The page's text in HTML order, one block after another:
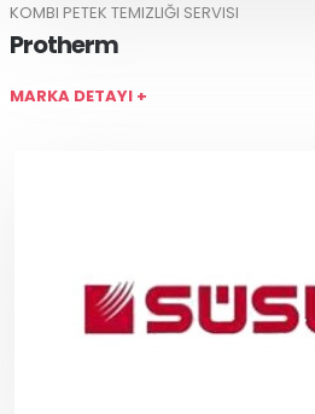
KOMBI PETEK TEMIZLIĞI SERVISI
Protherm
MARKA DETAYI +